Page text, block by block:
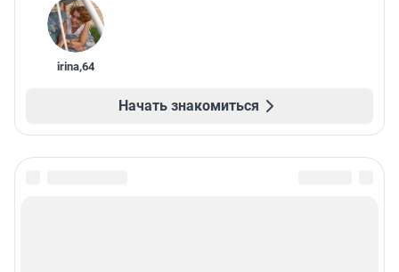
irina,64
Начать знакомиться